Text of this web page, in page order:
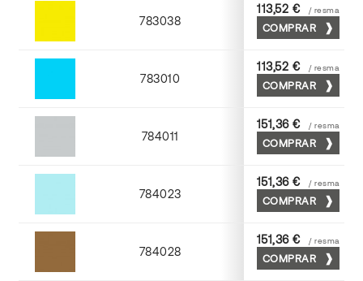
783038
Yema
113,52 € / resma
COMPRAR
783010
Mediterraneo
113,52 € / resma
COMPRAR
784011
Cendra
151,36 € / resma
COMPRAR
784023
Atlantic
151,36 € / resma
COMPRAR
784028
Tabaco
151,36 € / resma
COMPRAR